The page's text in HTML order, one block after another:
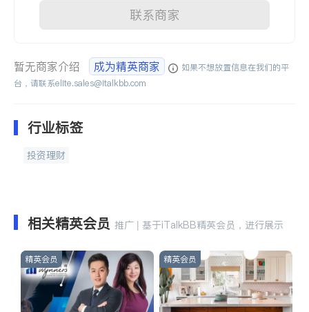
联系商家
暂无商家介绍 成为精英商家
如果不想放置信息在我们的平
台，请联系elite.sales@italkbb.com
行业标签
投资理财
相关精英会员 推广 | 基于iTalkBB精英会员，进行展示
精英会员 精英会员